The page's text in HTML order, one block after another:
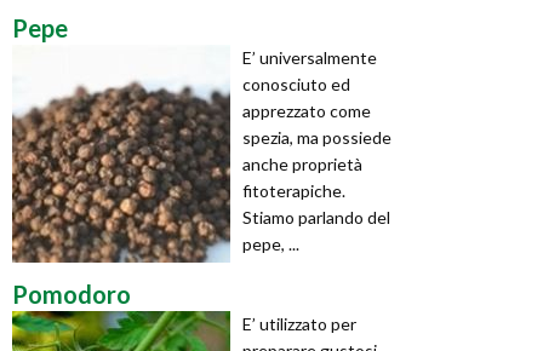
Pepe
E’ universalmente
conosciuto ed
apprezzato come
spezia, ma possiede
anche proprietà
fitoterapiche.
Stiamo parlando del
pepe, ...
Pomodoro
E’ utilizzato per